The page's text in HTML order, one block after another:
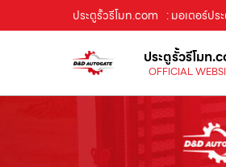
ประตูรั้วรีโมท.com : มอเตอร์ป
ประตูรั้วรีโมท
OFFICIAL